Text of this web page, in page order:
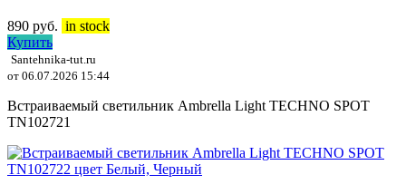
890 руб. in stock
Купить
Santehnika-tut.ru
от 06.07.2026 15:44
Встраиваемый светильник Ambrella Light TECHNO SPOT
TN102721